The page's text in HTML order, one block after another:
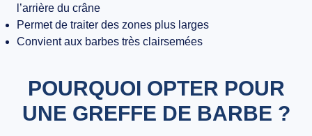
l’arrière du crâne
Permet de traiter des zones plus larges
Convient aux barbes très clairsemées
POURQUOI OPTER POUR
UNE GREFFE DE BARBE ?